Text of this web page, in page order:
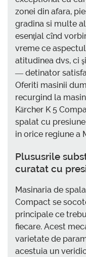
zonei din afara,
gradina si multe
esenţial cînd
vreme ce
atitudinea dvs, ci
— detinator
Oferiti masinii
recurgind la
Kärcher K 5
spalat cu
in orice regiune a
Plususrile
curatat cu
Masinaria de
Compact se
principale ce
fiecare. Acest
varietate de
acestuia un